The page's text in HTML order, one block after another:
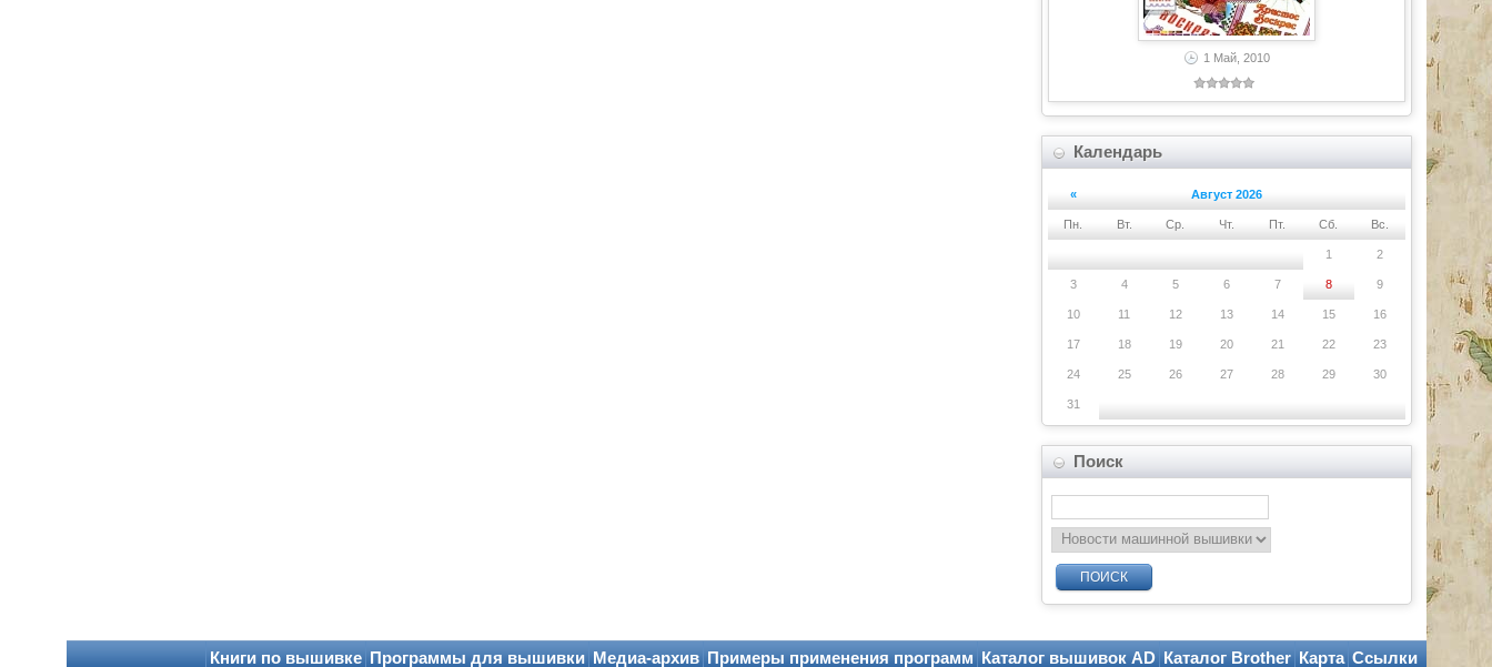
1 Май, 2010
Календарь
« Август 2026
Пн. Вт. Ср. Чт. Пт. Сб. Вс.
1 2
3 4 5 6 7 8 9
10 11 12 13 14 15 16
17 18 19 20 21 22 23
24 25 26 27 28 29 30
31
Поиск
ПОИСК
Книги по вышивке Программы для вышивки Медиа-архив Примеры применения программ Каталог вышивок AD Каталог Brother Карта Ссылки